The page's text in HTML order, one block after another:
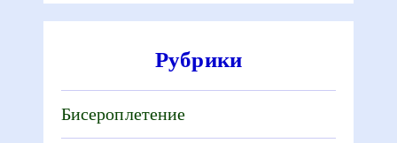
Рубрики
Бисероплетение